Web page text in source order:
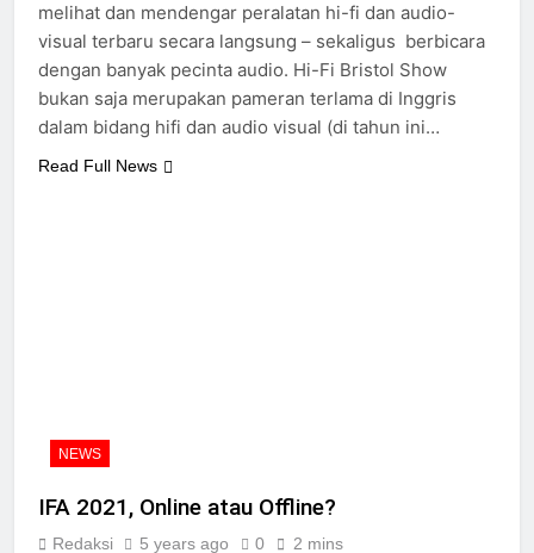
melihat dan mendengar peralatan hi-fi dan audio-
visual terbaru secara langsung – sekaligus berbicara
dengan banyak pecinta audio. Hi-Fi Bristol Show
bukan saja merupakan pameran terlama di Inggris
dalam bidang hifi dan audio visual (di tahun ini…
Read Full News
NEWS
IFA 2021, Online atau Offline?
Redaksi 5 years ago 0 2 mins